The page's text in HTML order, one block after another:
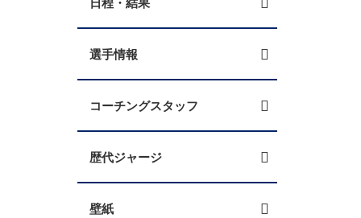
選手情報
コーチングスタッフ
歴代ジャージ
壁紙